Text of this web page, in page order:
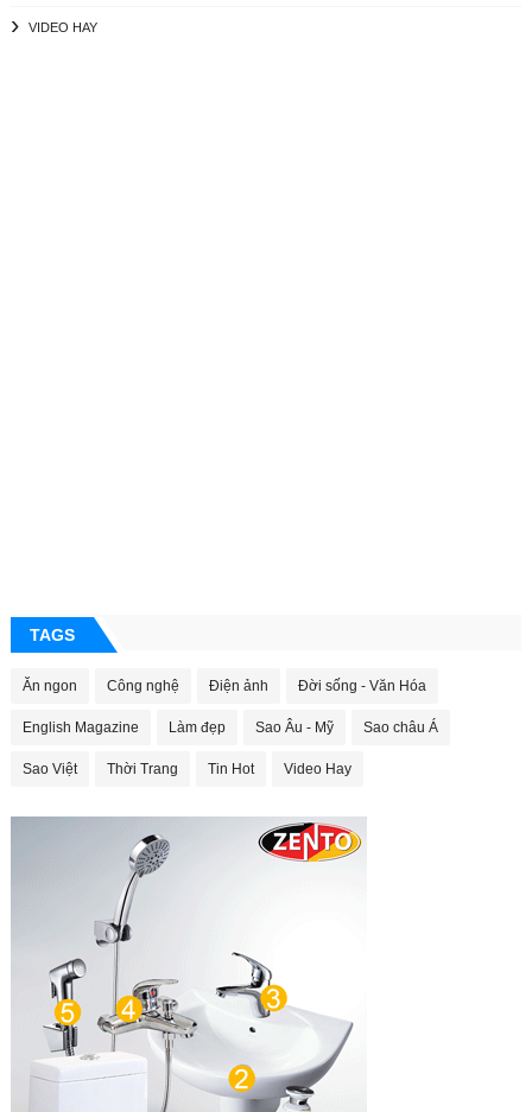
VIDEO HAY
TAGS
Ăn ngon Công nghệ Điện ảnh Đời sống - Văn Hóa
English Magazine Làm đẹp Sao Âu - Mỹ Sao châu Á
Sao Việt Thời Trang Tin Hot Video Hay